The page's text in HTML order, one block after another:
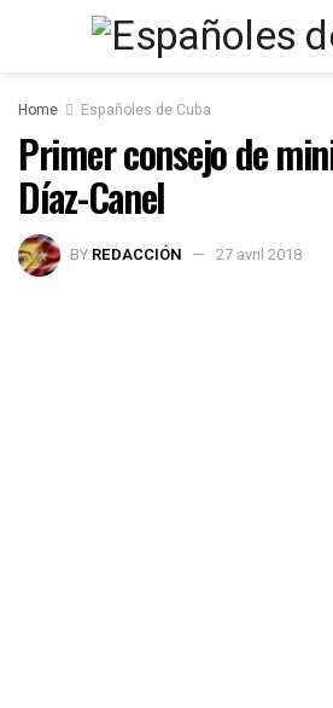
Home Españoles de Cuba
Primer consejo de
Díaz-Canel
BY REDACCIÓN 27 avril 2018